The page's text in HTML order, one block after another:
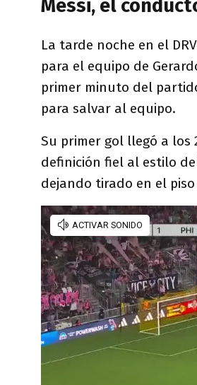
Messi, el
La tarde noche en el
para el equipo de
primer minuto del
para salvar al equipo.
Su primer gol llegó a
definición fiel al estilo
dejando tirado en el